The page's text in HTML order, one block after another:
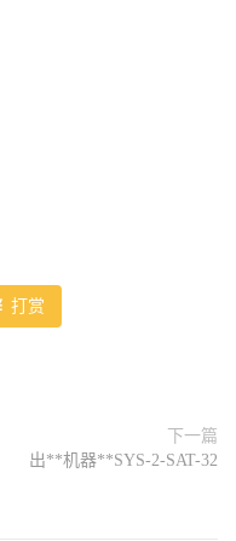
打赏
下一篇
出**机器**SYS-2-SAT-32